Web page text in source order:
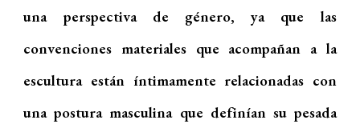
una perspectiva de género, ya que las
convenciones materiales que acompañan a la
escultura están íntimamente relacionadas con
una postura masculina que definían su pesada